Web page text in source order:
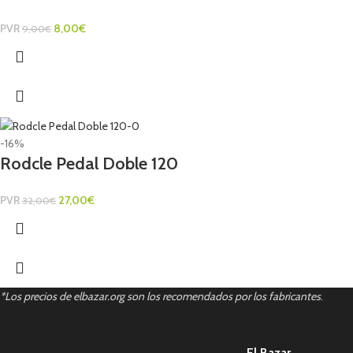
PVR 9,00€ 8,00€
-16%
Rodcle Pedal Doble 120
PVR 32,00€ 27,00€
*Los precios de elbazar.org son los recomendados por los fabricantes.